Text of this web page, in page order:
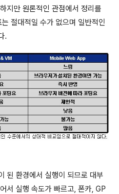
지만 원론적인 관점에서 정리를
절대적일 수가 없으며 일반적인
.
된 환경에서 실행이 되므로 대부
서 실행 속도가 빠르고, 폰카, GP